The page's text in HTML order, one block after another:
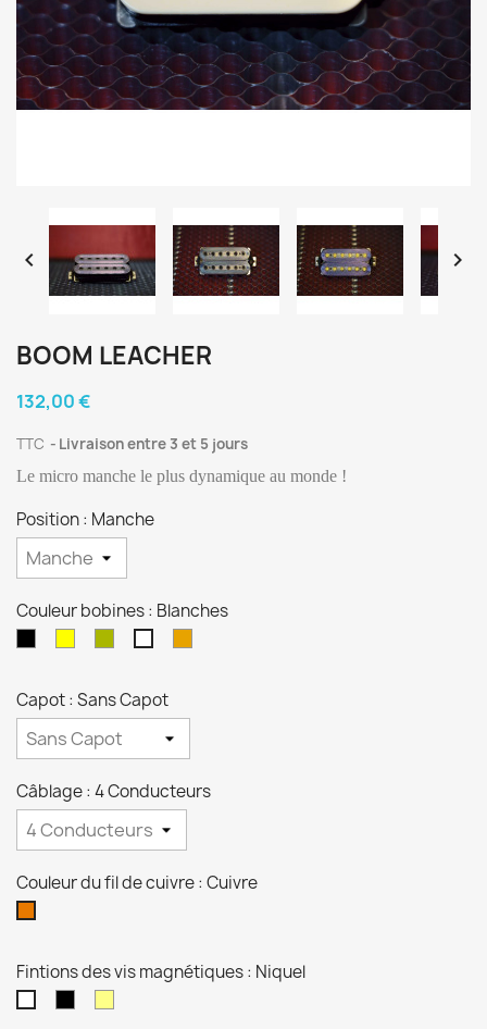
 
BOOM LEACHER
132,00 €
TTC Livraison entre 3 et 5 jours
Le micro manche le plus dynamique au monde !
Position : Manche
Couleur bobines : Blanches
Capot : Sans Capot
Câblage : 4 Conducteurs
Couleur du fil de cuivre : Cuivre
Fintions des vis magnétiques : Niquel